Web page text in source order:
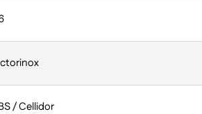
/ Cellidor